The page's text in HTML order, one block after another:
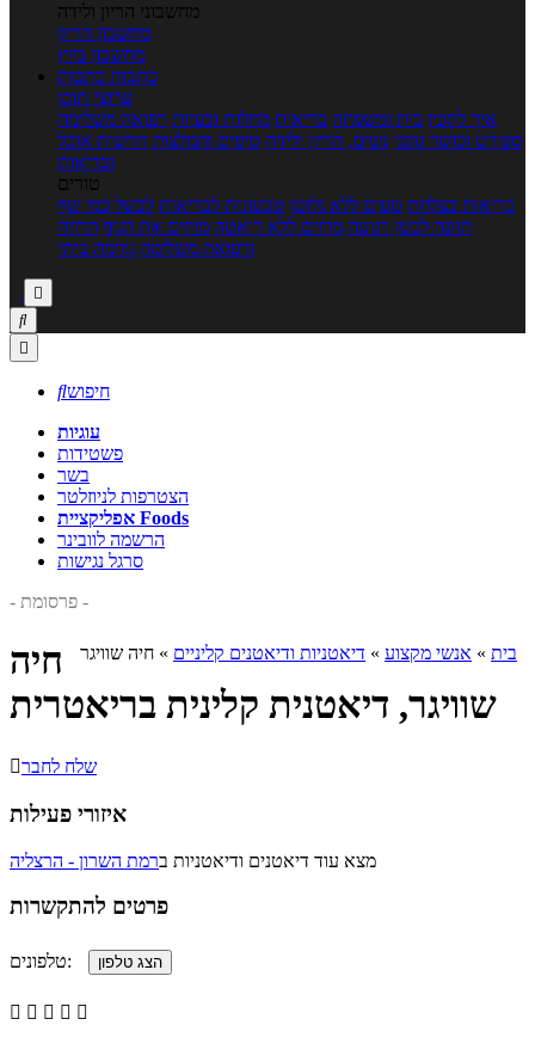
מחשבוני הריון ולידה
מחשבון הריון
מחשבון ביוץ
כתבות כתבות
ערוצי תוכן
איך להכין בית ומשפחה בריאות מחלות ובעיות רפואה משלימה
ספורט וכושר גופני נשים, הריון ולידה טיפים והמלצות חדשות אוכל
ובריאות
טורים
בריאות בצלחת טעים ללא גלוטן טבעונות לבריאות לבשל כמו שף
תזונה לבטן רגועה מרזים ללא דיאטה מזיזים את הגוף הרזיה
ורפואה משלימה גורמה ביתי



חיפוש
עוגיות
פשטידות
בשר
הצטרפות לניוזלטר
אפליקציית Foods
הרשמה לוובינר
סרגל נגישות
- פרסומת -
בית » אנשי מקצוע » דיאטניות ודיאטנים קליניים » חיה שוויגר
חיה
שוויגר, דיאטנית קלינית בריאטרית
שלח לחבר
איזורי פעילות
מצא עוד דיאטנים ודיאטניות ברמת השרון - הרצליה
פרטים להתקשרות
טלפונים:
    